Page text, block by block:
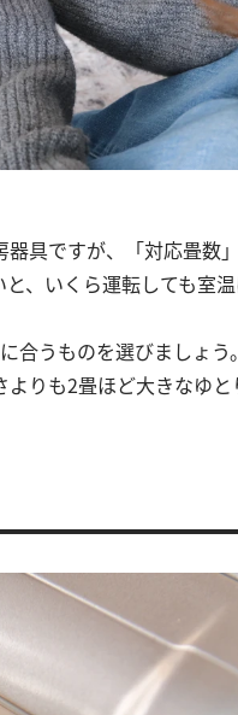
具ですが、「対応畳数
、いくら運転しても室
合うものを選びましょう
りも2畳ほど大きなゆ